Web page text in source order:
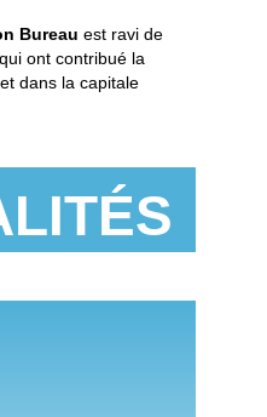
Bureau est ravi de
ont contribué la
dans la capitale